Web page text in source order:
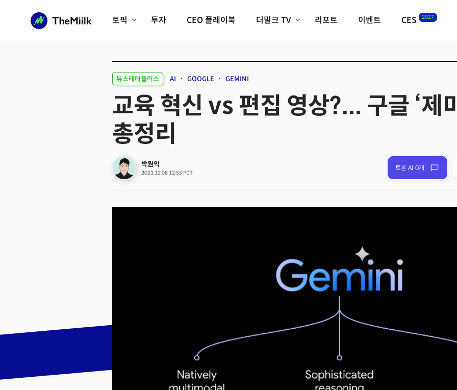
토픽
피지컬AI/로봇
AX비즈니스혁명
디지털자산
미래 교육/직업
전체 기사 보기
투자 CEO 플레이북 더밀크 TV
크리스의 뉴욕 시그널
리포트 이벤트 CES 2027
필드 가이드
CES2027 with
뷰스레터플러스 AI GOOGLE GEMINI
교육 혁신 vs 편집 영상?... 구글 ‘제
총정리
박원익
2023.12.08 12:55 PDT
토론 AI 0개
Facebook
기사링크 복사